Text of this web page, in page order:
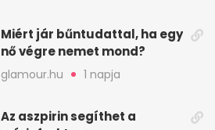
Miért jár bűntudattal, ha egy
nő végre nemet mond?
glamour.hu 1 napja
Az aszpirin segíthet a